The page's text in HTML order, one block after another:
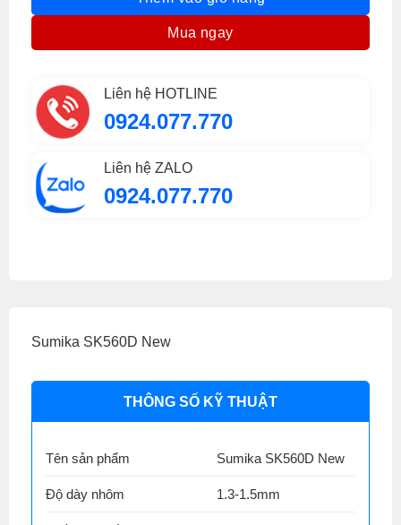
Mua ngay
Liên hệ HOTLINE
0924.077.770
Liên hệ ZALO
0924.077.770
Sumika SK560D New
THÔNG SỐ KỸ THUẬT
Tên sản phẩm Sumika SK560D New
Độ dày nhôm 1.3-1.5mm